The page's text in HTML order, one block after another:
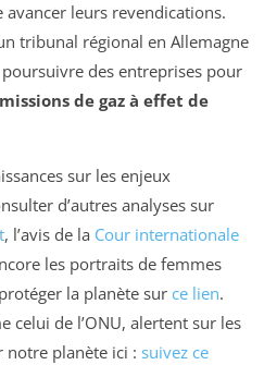
leurs revendications.
tribunal régional en Allemagne
des entreprises pour
de gaz à effet de
sur les enjeux
d’autres analyses sur
, l’avis de la Cour internationale
les portraits de femmes
la planète sur ce lien.
celui de l’ONU, alertent sur les
notre planète ici : suivez ce